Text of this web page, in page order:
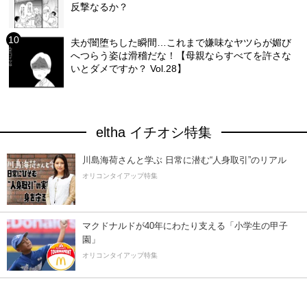
反撃なるか？
夫が闇堕ちした瞬間…これまで嫌味なヤツらが媚び
へつらう姿は滑稽だな！【母親ならすべてを許さな
いとダメですか？ Vol.28】
eltha イチオシ特集
川島海荷さんと学ぶ 日常に潜む“人身取引”のリアル
オリコンタイアップ特集
マクドナルドが40年にわたり支える「小学生の甲子
園」
オリコンタイアップ特集